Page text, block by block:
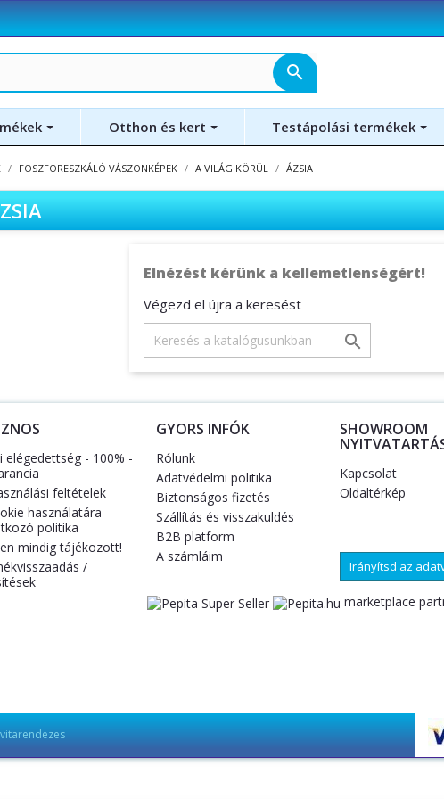
search
Otthon és kert Testápolási termékek
FOSZFORESZKÁLÓ VÁSZONKÉPEK A VILÁG KÖRÜL ÁZSIA
Elnézést kérünk a kellemetlenségért!
Végezd el újra a keresést

elégedettség - 100% -
feltételek
használatára
politika
mindig tájékozott!
/
GYORS INFÓK
Rólunk
Adatvédelmi politika
Biztonságos fizetés
Szállítás és visszakuldés
B2B platform
A számláim
SHOWROOM
Kapcsolat
Oldaltérkép
Irányítsd az
marketplace